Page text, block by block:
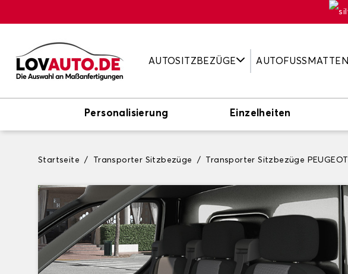
AUTOSITZBEZÜGE AUTOFUSSMATTEN
Personalisierung Einzelheiten
Startseite Transporter Sitzbezüge Transporter Sitzbezüge PEUGEOT